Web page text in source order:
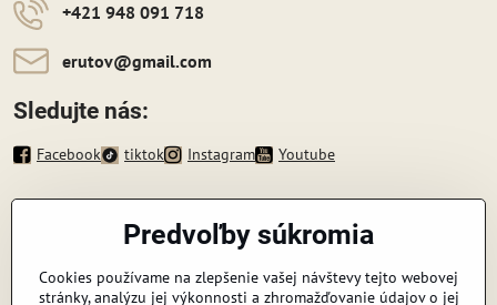
+421 948 091 718
erutov​@gmail​.com
Sledujte nás:
Facebook tiktok Instagram Youtube
Zavoláme vám späť
Predvoľby súkromia
Cookies používame na zlepšenie vašej návštevy tejto webovej
stránky, analýzu jej výkonnosti a zhromažďovanie údajov o jej